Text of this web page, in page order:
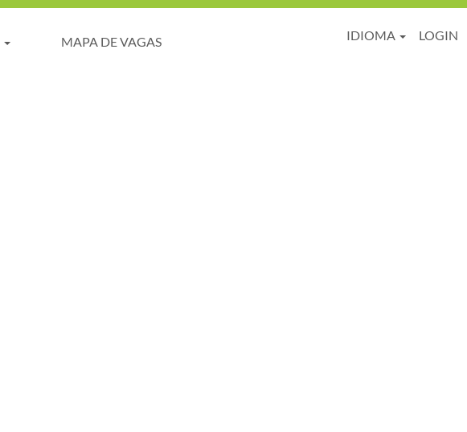
MAPA DE VAGAS IDIOMA
LOGIN